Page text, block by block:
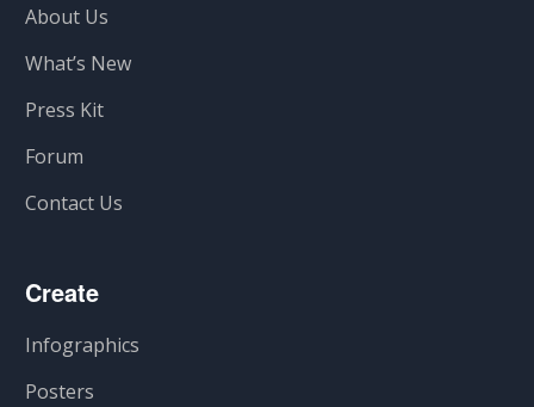
About Us
What’s New
Press Kit
Forum
Contact Us
Create
Infographics
Posters